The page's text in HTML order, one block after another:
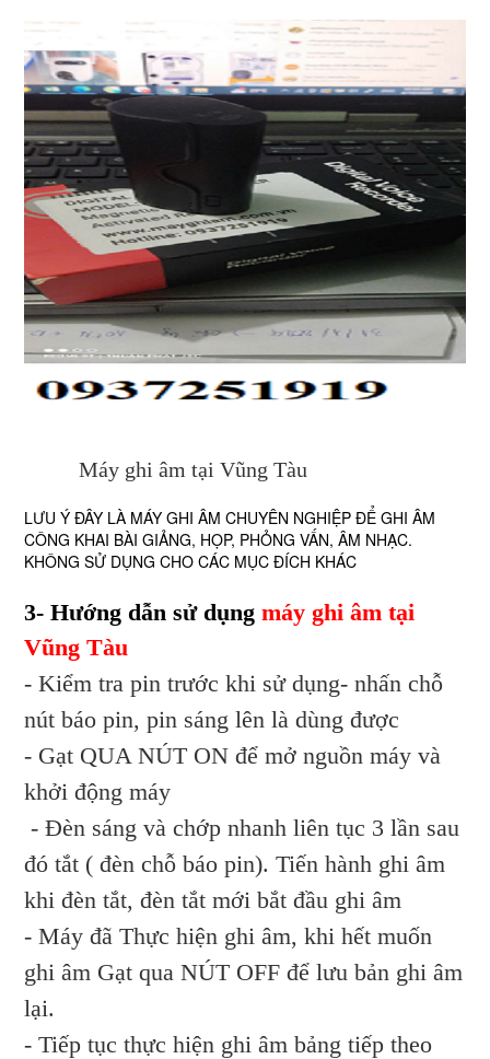
Máy ghi âm tại Vũng Tàu
LƯU Ý ĐÂY LÀ MÁY GHI ÂM CHUYÊN NGHIỆP ĐỂ GHI ÂM
CÔNG KHAI BÀI GIẢNG, HỌP, PHỎNG VẤN, ÂM NHẠC.
KHÔNG SỬ DỤNG CHO CÁC MỤC ĐÍCH KHÁC
3- Hướng dẫn sử dụng máy ghi âm tại
Vũng Tàu
- Kiểm tra pin trước khi sử dụng- nhấn chỗ
nút báo pin, pin sáng lên là dùng được
- Gạt QUA NÚT ON để mở nguồn máy và
khởi động máy
- Đèn sáng và chớp nhanh liên tục 3 lần sau
đó tắt ( đèn chỗ báo pin). Tiến hành ghi âm
khi đèn tắt, đèn tắt mới bắt đầu ghi âm
- Máy đã Thực hiện ghi âm, khi hết muốn
ghi âm Gạt qua NÚT OFF để lưu bản ghi âm
lại.
- Tiếp tục thực hiện ghi âm bảng tiếp theo